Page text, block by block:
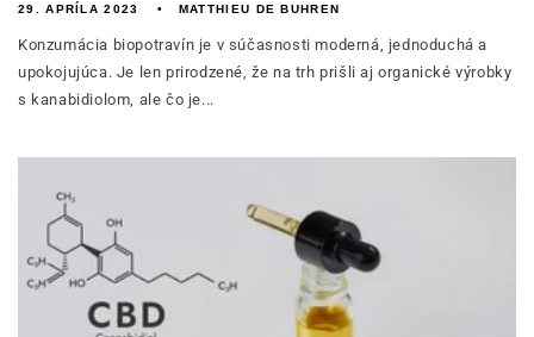
29. APRÍLA 2023 MATTHIEU DE BUHREN
Konzumácia biopotravín je v súčasnosti moderná, jednoduchá a
upokojujúca. Je len prirodzené, že na trh prišli aj organické výrobky
s kanabidiolom, ale čo je...